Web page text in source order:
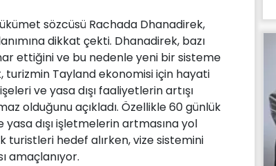
sözcüsü Rachada Dhanadirek,
dikkat çekti. Dhanadirek, bazı
ettiğini ve bu nedenle yeni bir sisteme
turizmin Tayland ekonomisi için hayati
ve yasa dışı faaliyetlerin artışı
olduğunu açıkladı. Özellikle 60 günlük
yasa dışı işletmelerin artmasına yol
turistleri hedef alırken, vize sistemini
amaçlanıyor.